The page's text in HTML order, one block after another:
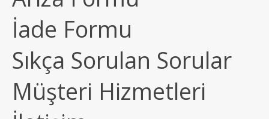
İade Formu
Sıkça Sorulan Sorular
Müşteri Hizmetleri